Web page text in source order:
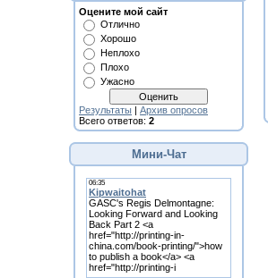
Оцените мой сайт
Отлично
Хорошо
Неплохо
Плохо
Ужасно
Результаты | Архив опросов
Всего ответов: 2
Мини-Чат